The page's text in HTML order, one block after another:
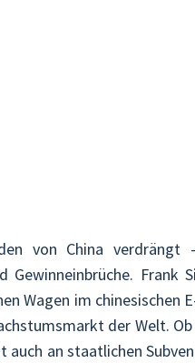
von China
Gewinneinbrüche.
Wagen im
der Welt.
auch an staatlichen